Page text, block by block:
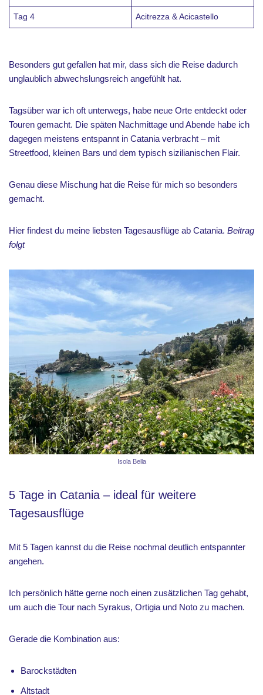
Tag 4 Acitrezza & Acicastello
Besonders gut gefallen hat mir, dass sich die Reise dadurch
unglaublich abwechslungsreich angefühlt hat.
Tagsüber war ich oft unterwegs, habe neue Orte entdeckt oder
Touren gemacht. Die späten Nachmittage und Abende habe ich
dagegen meistens entspannt in Catania verbracht – mit
Streetfood, kleinen Bars und dem typisch sizilianischen Flair.
Genau diese Mischung hat die Reise für mich so besonders
gemacht.
Hier findest du meine liebsten Tagesausflüge ab Catania. Beitrag
folgt
Isola Bella
5 Tage in Catania – ideal für weitere
Tagesausflüge
Mit 5 Tagen kannst du die Reise nochmal deutlich entspannter
angehen.
Ich persönlich hätte gerne noch einen zusätzlichen Tag gehabt,
um auch die Tour nach Syrakus, Ortigia und Noto zu machen.
Gerade die Kombination aus:
Barockstädten
Altstadt